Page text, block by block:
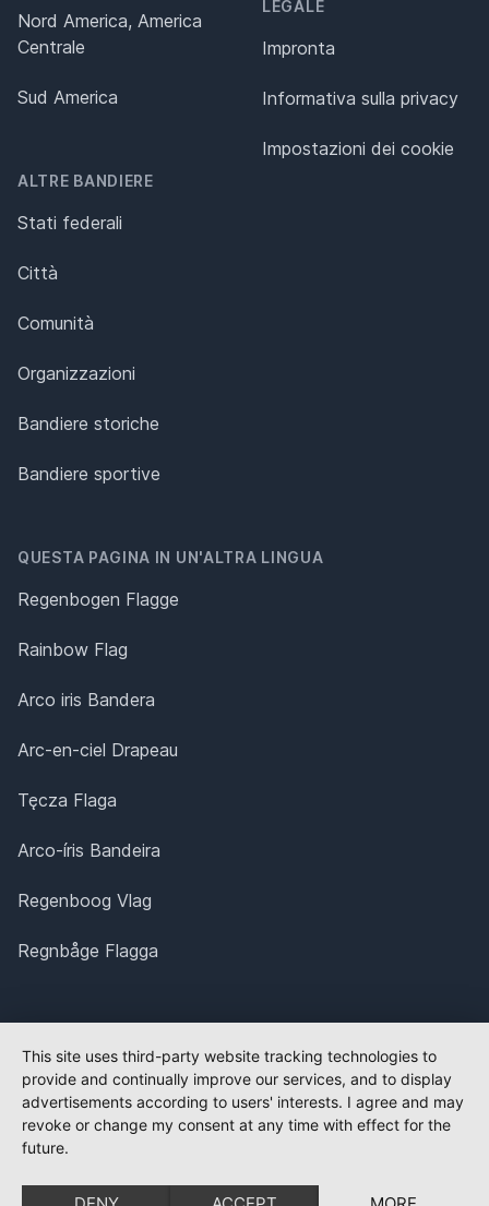
Nord America, America
Centrale
Sud America
ALTRE BANDIERE
Stati federali
Città
Comunità
Organizzazioni
Bandiere storiche
Bandiere sportive
LEGALE
Impronta
Informativa sulla privacy
Impostazioni dei cookie
QUESTA PAGINA IN UN'ALTRA LINGUA
Regenbogen Flagge
Rainbow Flag
Arco iris Bandera
Arc-en-ciel Drapeau
Tęcza Flaga
Arco-íris Bandeira
Regenboog Vlag
Regnbåge Flagga
This site uses third-party website tracking technologies to
provide and continually improve our services, and to display
advertisements according to users' interests. I agree and may
revoke or change my consent at any time with effect for the
future.